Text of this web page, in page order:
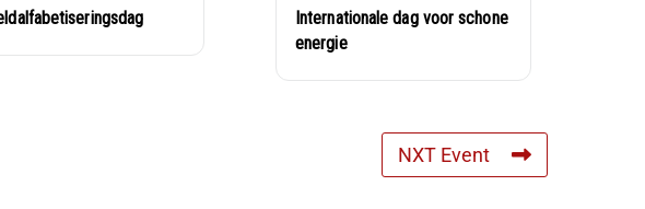
Internationale dag voor schone
energie
NXT Event